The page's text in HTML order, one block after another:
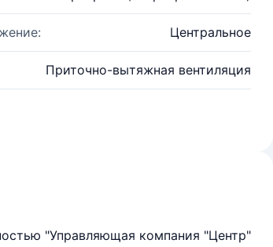
Центральное
Приточно-вытяжная вентиляция
"Управляющая компания "Центр"